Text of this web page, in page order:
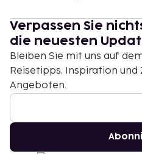
Verpassen Sie
die neuesten
Bleiben Sie mit uns auf
Reisetipps, Inspiration und
Angeboten.